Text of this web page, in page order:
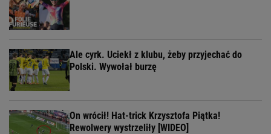
Ale cyrk. Uciekł z klubu, żeby przyjechać do
Polski. Wywołał burzę
On wrócił! Hat-trick Krzysztofa Piątka!
Rewolwery wystrzeliły [WIDEO]